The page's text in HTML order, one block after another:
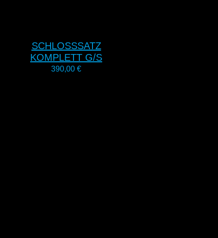
SCHLOSSSATZ
KOMPLETT G/S
390,00 €